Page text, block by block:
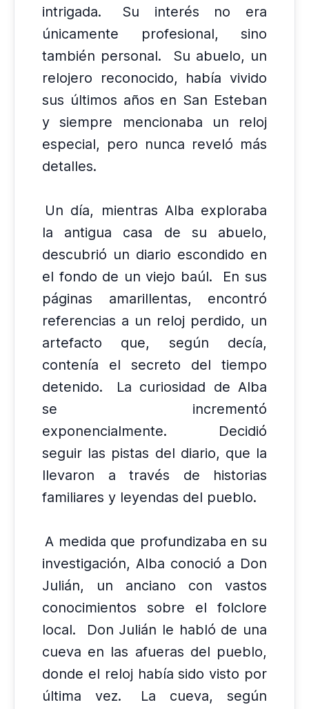
intrigada.
Su interés no era
únicamente profesional, sino
también personal.
Su abuelo, un
relojero reconocido, había vivido
sus últimos años en San Esteban
y siempre mencionaba un reloj
especial, pero nunca reveló más
detalles.
Un día, mientras Alba exploraba
la antigua casa de su abuelo,
descubrió un diario escondido en
el fondo de un viejo baúl.
En sus
páginas amarillentas, encontró
referencias a un reloj perdido, un
artefacto que, según decía,
contenía el secreto del tiempo
detenido.
La curiosidad de Alba
se incrementó
exponencialmente.
Decidió
seguir las pistas del diario, que la
llevaron a través de historias
familiares y leyendas del pueblo.
A medida que profundizaba en su
investigación, Alba conoció a Don
Julián, un anciano con vastos
conocimientos sobre el folclore
local.
Don Julián le habló de una
cueva en las afueras del pueblo,
donde el reloj había sido visto por
última vez.
La cueva, según